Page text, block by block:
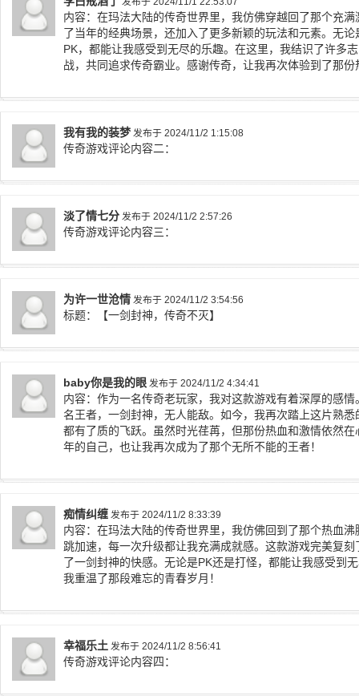
内容：在玛法大陆的传奇世界里，我仿佛穿越回了那个充
了当年的经典场景，还加入了更多新颖的玩法和元素。无
PK，都能让我感受到无尽的乐趣。在这里，我结识了许多
战，共同追求传奇霸业。感谢传奇，让我再次体验到了那份
我有我的装梦 发布于 2024/11/2 1:15:08
传奇游戏评论内容二：
淡了情七分 发布于 2024/11/2 2:57:26
传奇游戏评论内容三：
为许一世沧情 发布于 2024/11/2 3:54:56
标题：【一剑封神，传奇不灭】
baby你是我的眼 发布于 2024/11/2 4:34:41
内容：作为一名传奇老玩家，我对这款游戏有着深厚的感
名王者，一剑封神，无人能敌。如今，我再次踏上这片熟
都有了质的飞跃。虽然时光荏苒，但那份热血和激情依然
年的自己，也让我再次成为了那个无所不能的王者！
痴情纠缠 发布于 2024/11/2 8:33:39
内容：在玛法大陆的传奇世界里，我仿佛回到了那个热血
跳加速，每一次升级都让我充满成就感。这款游戏完美复
了一剑封神的快感。无论是PK还是打怪，都能让我感受到
我重温了那段难忘的青春岁月！
幸福乐土 发布于 2024/11/2 8:56:41
传奇游戏评论内容四：